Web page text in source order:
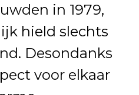
in 1979,
hield slechts
Desondanks
voor elkaar